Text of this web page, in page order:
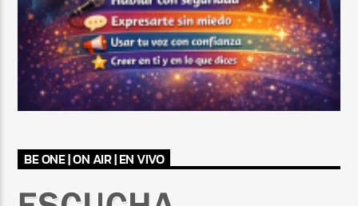
BE ONE | ON AIR | EN VIVO